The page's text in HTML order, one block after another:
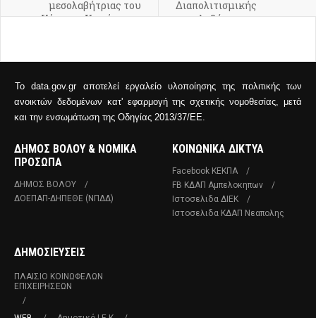
μεσολαβήτριας του
Κέντρου Κοινότητας
Διαπολιτισμικής
μεσολαβήτριας του
Το data.gov.gr αποτελεί εργαλείο υλοποίησης της πολιτικής των
ανοικτών δεδομένων κατ' εφαρμογή της σχετικής νομοθεσίας, μετά
και την ενσωμάτωση της Οδηγίας 2013/37/ΕΕ.
ΔΗΜΟΣ ΒΟΛΟΥ & ΝΟΜΙΚΑ
ΠΡΟΣΩΠΑ
ΔΗΜΟΣ ΒΟΛΟΥ
ΔΟΕΠΑΠ-ΔΗΠΕΘΕ (ΝΠΔΔ)
ΚΟΙΝΩΝΙΚΑ ΔΙΚΤΥΑ
Facebook ΚΕΚΠΑ
FB ΚΔΑΠ Αμπελοκηπων
Ιστοσελιδα ΔΙΕΚ
Ιστοσελιδα ΚΔΑΠ Νεαπολης
ΔΗΜΟΣΙΕΥΣΕΙΣ
ΠΛΑΊΣΙΟ ΚΟΙΝΩΦΕΛΏΝ
ΕΠΙΧΕΙΡΉΣΕΩΝ